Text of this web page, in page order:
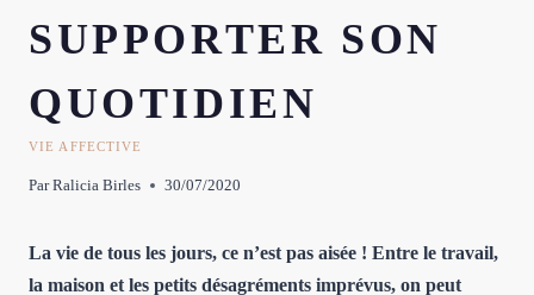
SUPPORTER SON
QUOTIDIEN
VIE AFFECTIVE
Par Ralicia Birles 30/07/2020
La vie de tous les jours, ce n’est pas aisée ! Entre le travail,
la maison et les petits désagréments imprévus, on peut